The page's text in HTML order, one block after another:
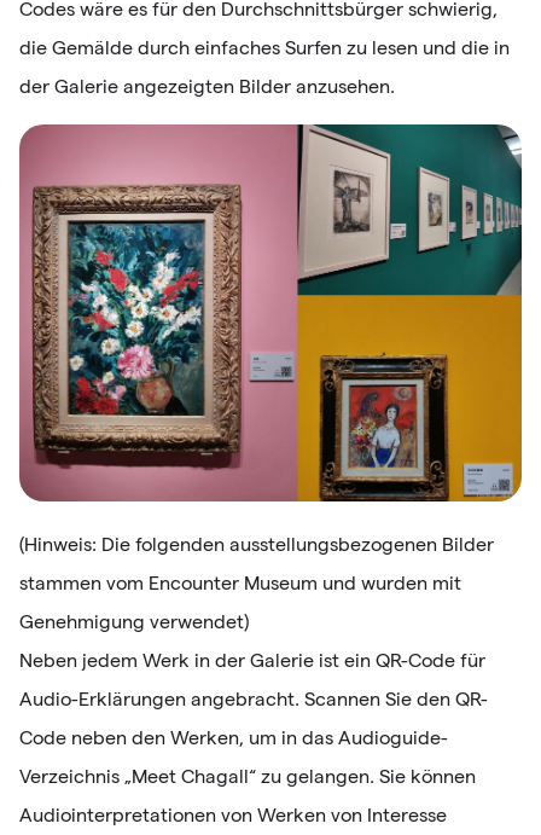
Codes wäre es für den Durchschnittsbürger schwierig,
die Gemälde durch einfaches Surfen zu lesen und die in
der Galerie angezeigten Bilder anzusehen.
(Hinweis: Die folgenden ausstellungsbezogenen Bilder
stammen vom Encounter Museum und wurden mit
Genehmigung verwendet)
Neben jedem Werk in der Galerie ist ein QR-Code für
Audio-Erklärungen angebracht. Scannen Sie den QR-
Code neben den Werken, um in das Audioguide-
Verzeichnis „Meet Chagall“ zu gelangen. Sie können
Audiointerpretationen von Werken von Interesse